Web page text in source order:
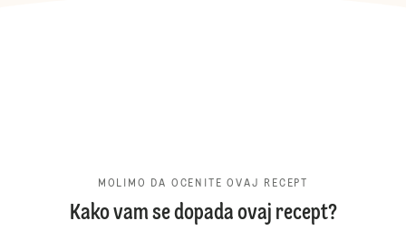
MOLIMO DA OCENITE OVAJ RECEPT
Kako vam se dopada ovaj recept?